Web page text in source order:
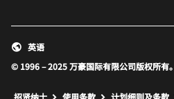
© 1996 – 2025 万豪国际有限公司版权所有
英语
招贤纳士 使用条款 计划细则及条款